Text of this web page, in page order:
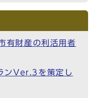
有財産の利活用者
ンVer.3を策定し